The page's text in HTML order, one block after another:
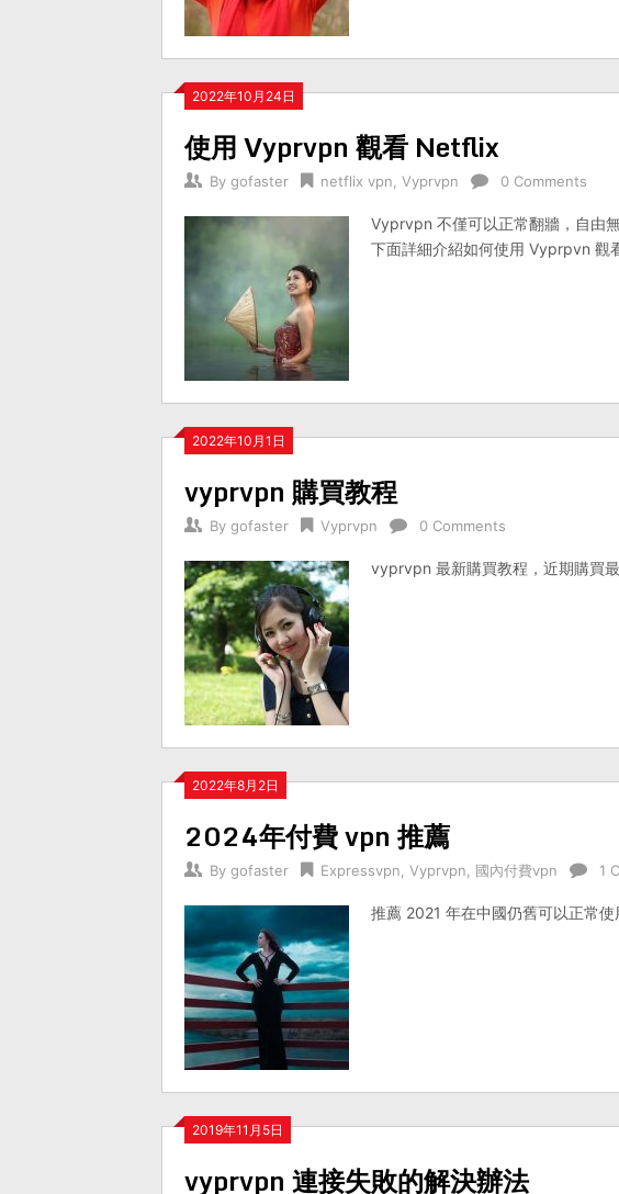
2022年10月24日
使用 Vyprvpn 觀看 Netflix
By gofaster netflix vpn Vyprvpn 0 Comments
Vyprvpn 不僅可以正常翻牆，自由
下面詳細介紹如何使用 Vyprpvn 觀
2022年10月1日
vyprvpn 購買教程
By gofaster Vyprvpn 0 Comments
vyprvpn 最新購買教程，近期購買最
2022年8月2日
2024年付費 vpn 推薦
By gofaster Expressvpn Vyprvpn 國內付費vpn 1
推薦 2021 年在中國仍舊可以正常使
2019年11月5日
vyprvpn 連接失敗的解決辦法